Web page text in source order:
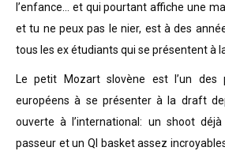
l’enfance… et qui pourtant affiche une
et tu ne peux pas le nier, est à des
tous les ex étudiants qui se présentent à
Le petit Mozart slovène est l’un des
européens à se présenter à la draft
ouverte à l’international: un shoot
passeur et un QI basket assez